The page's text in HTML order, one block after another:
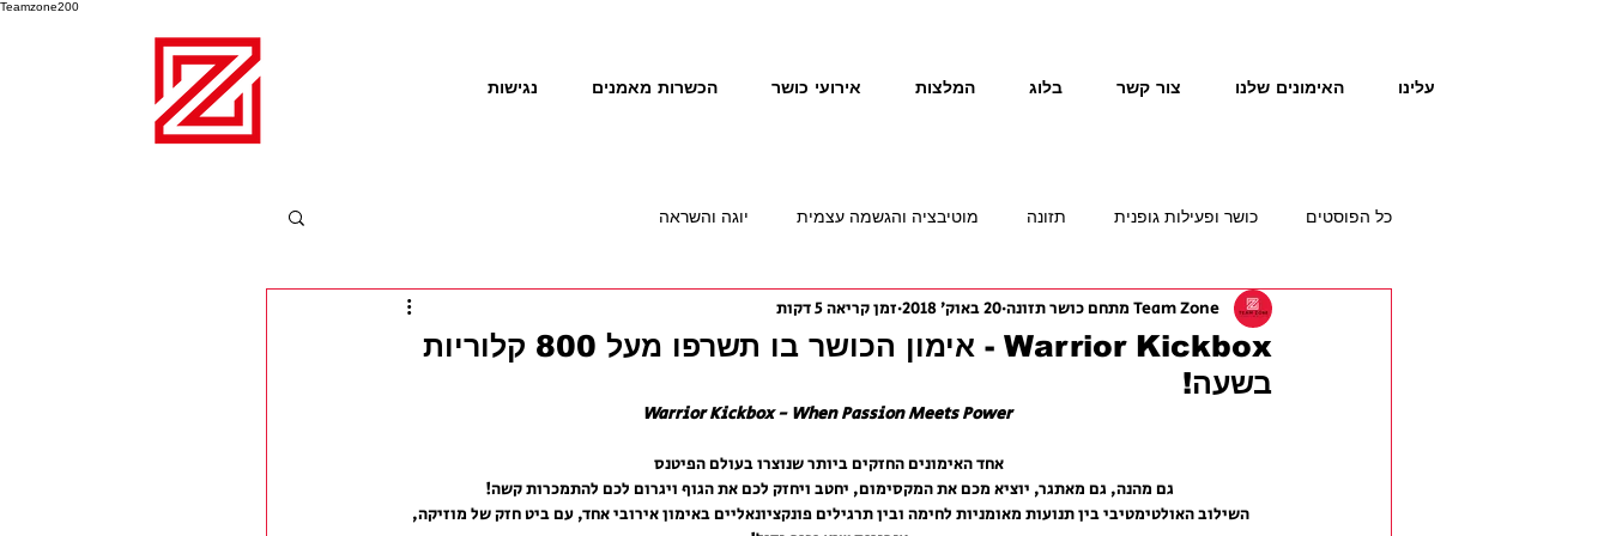
Teamzone200
נגישות הכשרות מאמנים אירועי כושר המלצות בלוג צור קשר האימונים שלנו עלינו
כל הפוסטים כושר ופעילות גופנית תזונה מוטיבציה והגשמה עצמית יוגה והשראה
Warrior Kickbox - אימון הכושר בו תשרפו מעל 800 קלוריות
בשעה!
Team Zone מתחם כושר תזונה 20 באוק׳ 2018 זמן קריאה 5 דקות
Warrior Kickbox - When Passion Meets Power
אחד האימונים החזקים ביותר שנוצרו בעולם הפיטנס
גם מהנה, גם מאתגר, יוציא מכם את המקסימום, יחטב ויחזק לכם את הגוף ויגרום לכם להתמכרות קשה!
השילוב האולטימטיבי בין תנועות מאומניות לחימה ובין תרגילים פונקציונאליים באימון אירובי אחד, עם ביט חזק של מוזיקה,